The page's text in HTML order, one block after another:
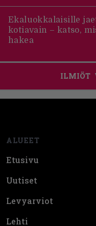
Ekaluokkalaisille
kotiavain – katso,
hakea
ILMIÖT
ALUEET
Etusivu
Uutiset
Levyarviot
Lehti